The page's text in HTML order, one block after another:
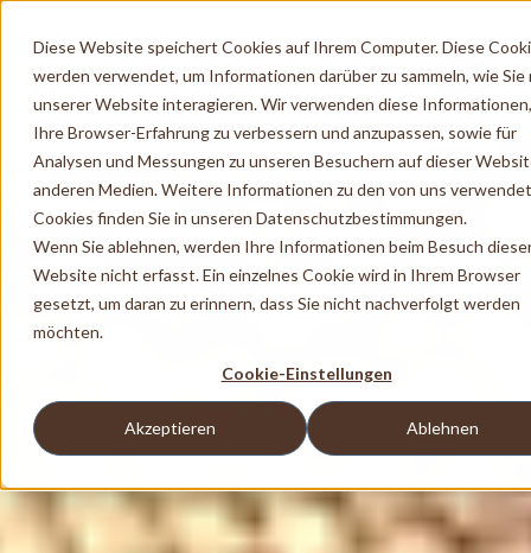
Diese Website speichert Cookies auf Ihrem Computer. Diese
werden verwendet, um Informationen darüber zu sammeln, wie Sie
unserer Website interagieren. Wir verwenden diese
Ihre Browser-Erfahrung zu verbessern und anzupassen, sowie für
Analysen und Messungen zu unseren Besuchern auf dieser
anderen Medien. Weitere Informationen zu den von uns
Cookies finden Sie in unseren Datenschutzbestimmungen.
Wenn Sie ablehnen, werden Ihre Informationen beim Besuch
Website nicht erfasst. Ein einzelnes Cookie wird in Ihrem Browser
gesetzt, um daran zu erinnern, dass Sie nicht nachverfolgt werden
möchten.
Cookie-Einstellungen
Akzeptieren Ablehnen